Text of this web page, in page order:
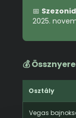
📅
2025.
💰
Osztály
Vegas